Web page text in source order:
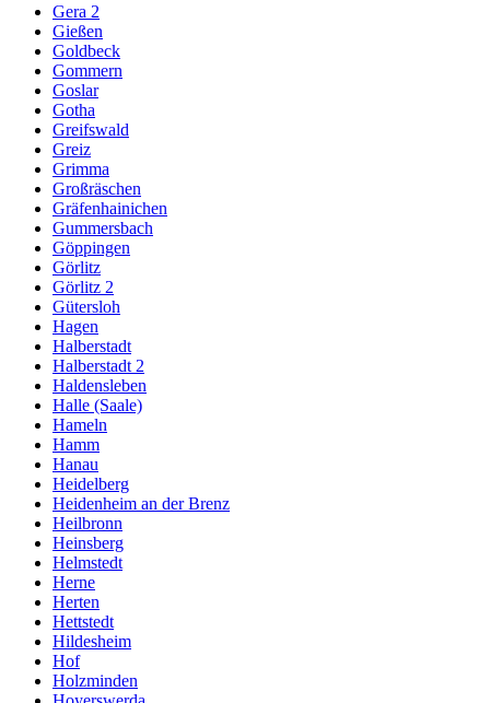
Gera 2
Gießen
Goldbeck
Gommern
Goslar
Gotha
Greifswald
Greiz
Grimma
Großräschen
Gräfenhainichen
Gummersbach
Göppingen
Görlitz
Görlitz 2
Gütersloh
Hagen
Halberstadt
Halberstadt 2
Haldensleben
Halle (Saale)
Hameln
Hamm
Hanau
Heidelberg
Heidenheim an der Brenz
Heilbronn
Heinsberg
Helmstedt
Herne
Herten
Hettstedt
Hildesheim
Hof
Holzminden